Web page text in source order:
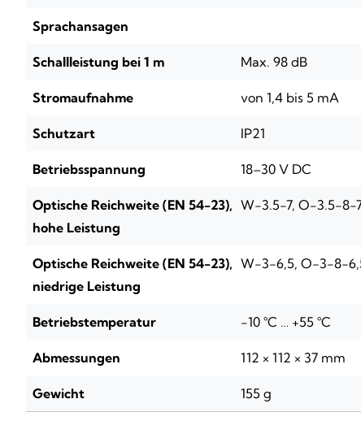
Sprachansagen
Schallleistung bei 1 m Max. 98 dB
Stromaufnahme von 1,4 bis 5 mA
Schutzart IP21
Betriebsspannung 18–30 V DC
Optische Reichweite (EN 54-23),
hohe Leistung
W-3.5-7, O-3.5-8-
Optische Reichweite (EN 54-23),
niedrige Leistung
W-3-6,5, O-3-8-
Betriebstemperatur -10 °C … +55 °C
Abmessungen 112 × 112 × 37 mm
Gewicht 155 g